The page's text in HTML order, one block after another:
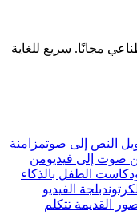
مجانًا. سريع للغاية
النص إلى صوتمزامنة
صوت إلى فيديومن
الطفل بالذكاء
دبلجة الفيديو
القديمة تتكلم